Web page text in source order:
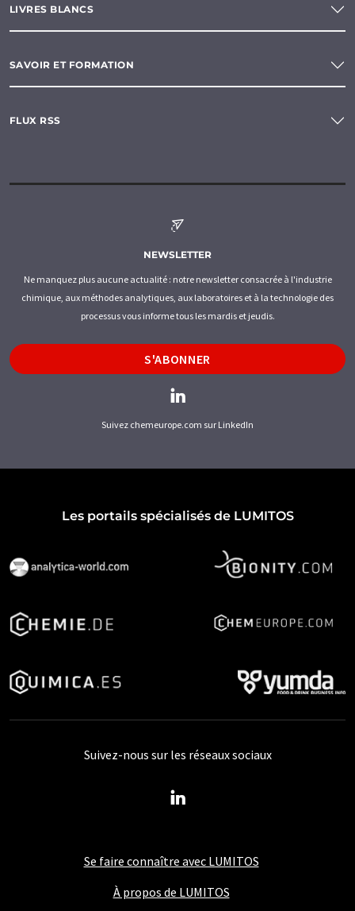
LIVRES BLANCS
SAVOIR ET FORMATION
FLUX RSS
NEWSLETTER
Ne manquez plus aucune actualité : notre newsletter consacrée à l'industrie
chimique, aux méthodes analytiques, aux laboratoires et à la technologie des
processus vous informe tous les mardis et jeudis.
S'ABONNER
Suivez chemeurope.com sur LinkedIn
Les portails spécialisés de LUMITOS
Se faire connaître avec LUMITOS
À propos de LUMITOS
Suivez-nous sur les réseaux sociaux